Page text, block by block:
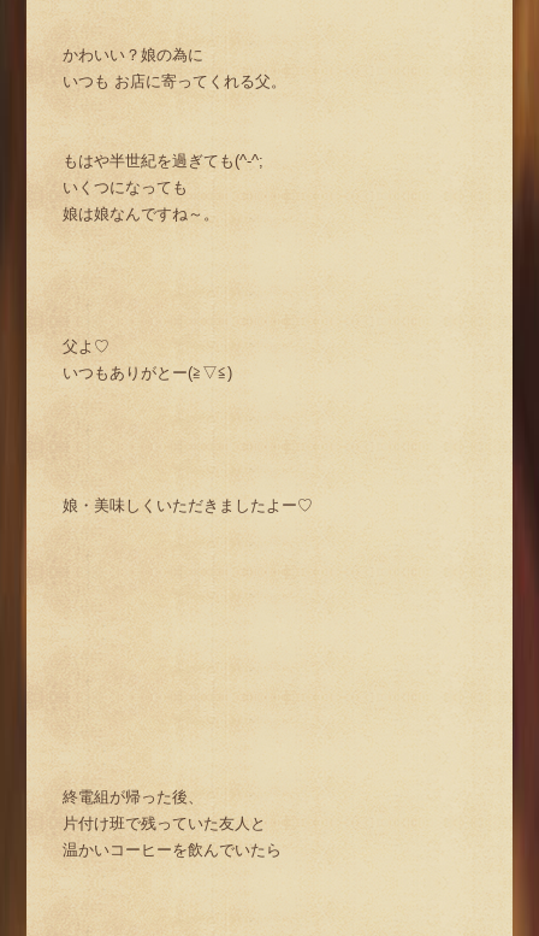
かわいい？娘の為に
いつも お店に寄ってくれる父。
もはや半世紀を過ぎても(^-^;
いくつになっても
娘は娘なんですね～。
父よ♡
いつもありがとー(≧▽≦)
娘・美味しくいただきましたよー♡
終電組が帰った後、
片付け班で残っていた友人と
温かいコーヒーを飲んでいたら